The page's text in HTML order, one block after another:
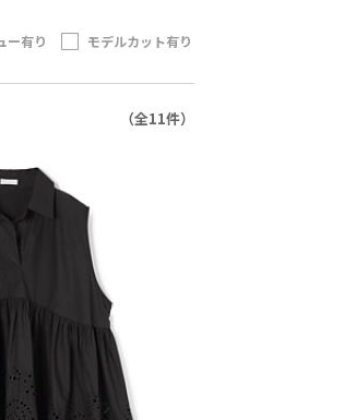
ー有り モデルカット有り
（全11件）